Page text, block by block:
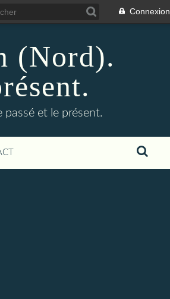
Connexion
(Nord).
et le présent.